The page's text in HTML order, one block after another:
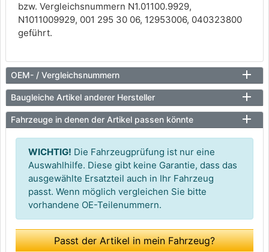
bzw. Vergleichsnummern N1.01100.9929,
N1011009929, 001 295 30 06, 12953006, 040323800
geführt.
OEM- / Vergleichsnummern
Baugleiche Artikel anderer Hersteller
Fahrzeuge in denen der Artikel passen könnte
WICHTIG! Die Fahrzeugprüfung ist nur eine
Auswahlhilfe. Diese gibt keine Garantie, dass das
ausgewählte Ersatzteil auch in Ihr Fahrzeug
passt. Wenn möglich vergleichen Sie bitte
vorhandene OE-Teilenummern.
Passt der Artikel in mein Fahrzeug?